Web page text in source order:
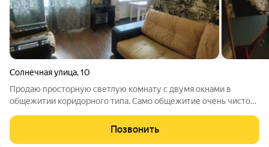
Солнечная улица,10
Продаю просторную светлую комнату с двумя окнами в
общежитии коридорного типа. Само общежитие очень чистое,
двумя туалетами, душем. На кухне Свой отдельный шкаф,
стол, своя плита, под столом
Позвонить